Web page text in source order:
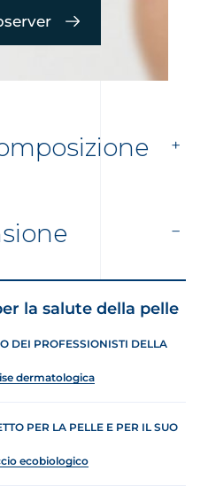
la salute della pelle
DEI PROFESSIONISTI DELLA
dermatologica
PER LA PELLE E PER IL SUO
ecobiologico